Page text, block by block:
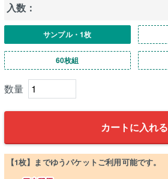
入数：
サンプル・1枚
60枚組
カートに入れる
【1枚】までゆうパケットご利用可能です。